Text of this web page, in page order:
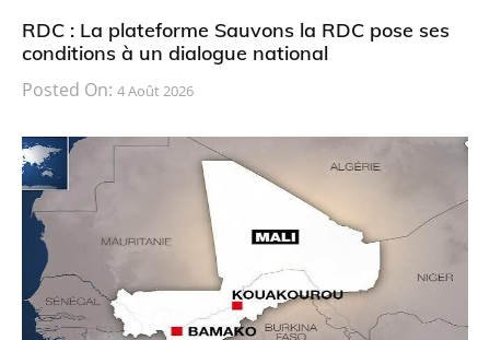
RDC : La plateforme Sauvons la RDC pose ses
conditions à un dialogue national
Posted On: 4 Août 2026